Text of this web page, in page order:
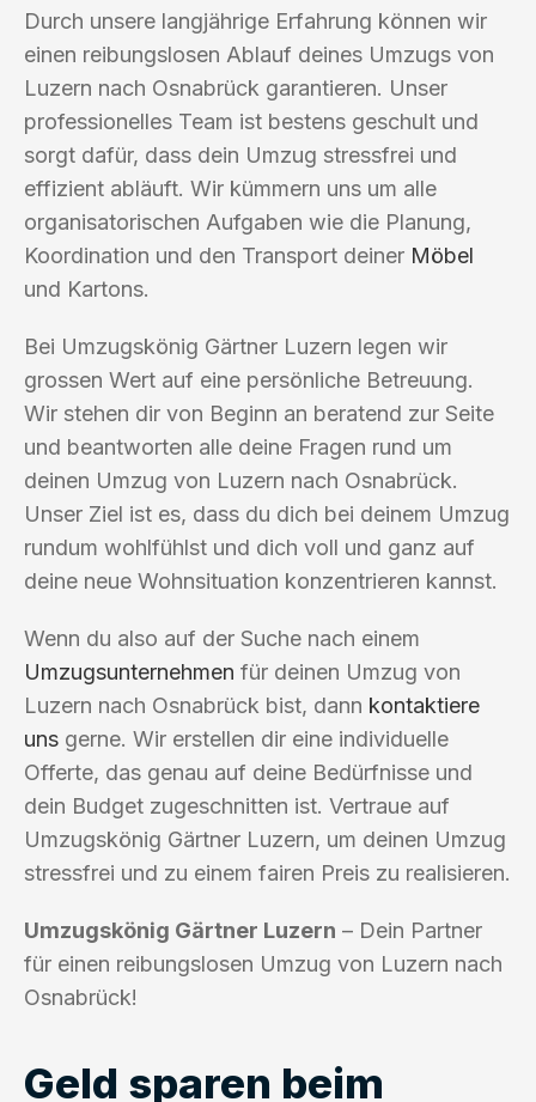
Durch unsere langjährige Erfahrung können wir
einen reibungslosen Ablauf deines Umzugs von
Luzern nach Osnabrück garantieren. Unser
professionelles Team ist bestens geschult und
sorgt dafür, dass dein Umzug stressfrei und
effizient abläuft. Wir kümmern uns um alle
organisatorischen Aufgaben wie die Planung,
Koordination und den Transport deiner Möbel
und Kartons.
Bei Umzugskönig Gärtner Luzern legen wir
grossen Wert auf eine persönliche Betreuung.
Wir stehen dir von Beginn an beratend zur Seite
und beantworten alle deine Fragen rund um
deinen Umzug von Luzern nach Osnabrück.
Unser Ziel ist es, dass du dich bei deinem Umzug
rundum wohlfühlst und dich voll und ganz auf
deine neue Wohnsituation konzentrieren kannst.
Wenn du also auf der Suche nach einem
Umzugsunternehmen für deinen Umzug von
Luzern nach Osnabrück bist, dann kontaktiere
uns gerne. Wir erstellen dir eine individuelle
Offerte, das genau auf deine Bedürfnisse und
dein Budget zugeschnitten ist. Vertraue auf
Umzugskönig Gärtner Luzern, um deinen Umzug
stressfrei und zu einem fairen Preis zu realisieren.
Umzugskönig Gärtner Luzern – Dein Partner
für einen reibungslosen Umzug von Luzern nach
Osnabrück!
Geld sparen beim